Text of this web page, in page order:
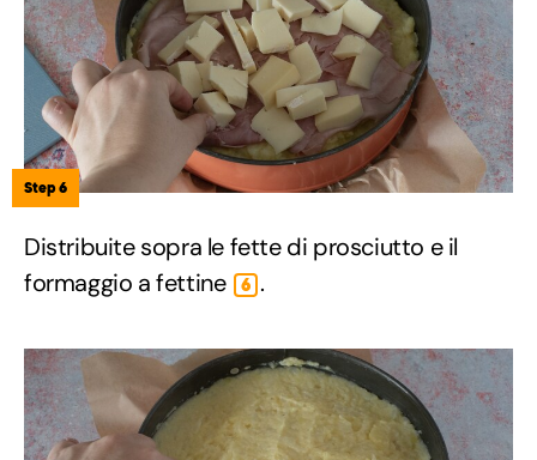
Step 6
Distribuite sopra le fette di prosciutto e il
formaggio a fettine
6 .